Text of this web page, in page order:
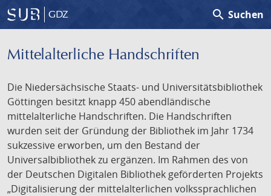
GDZ search Suchen
Mittelalterliche Handschriften
Die Niedersächsische Staats- und Universitätsbibliothek
Göttingen besitzt knapp 450 abendländische
mittelalterliche Handschriften. Die Handschriften
wurden seit der Gründung der Bibliothek im Jahr 1734
sukzessive erworben, um den Bestand der
Universalbibliothek zu ergänzen. Im Rahmen des von
der Deutschen Digitalen Bibliothek geförderten Projekts
„Digitalisierung der mittelalterlichen volkssprachlichen